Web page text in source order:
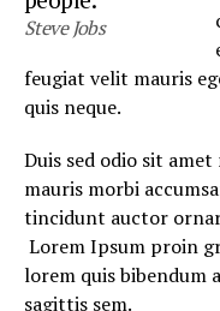
Steve Jobs
feugiat velit mauris
quis neque.
Duis sed odio sit
mauris morbi
tincidunt auctor
Lorem Ipsum proin
lorem quis bibendum
sagittis sem.